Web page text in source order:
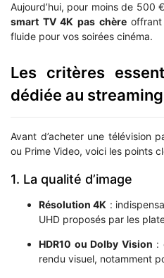
Aujourd’hui, pour moins de 500
smart TV 4K pas chèreoffrant
fluide pour vos soirées cinéma.
Les critères
dédiée au streaming
Avant d’acheter une télévision
ou Prime Video, voici les points
1. La qualité d’image
Résolution 4K :
UHD proposés par les
HDR10 ou Dolby Vision :
rendu visuel, notamment